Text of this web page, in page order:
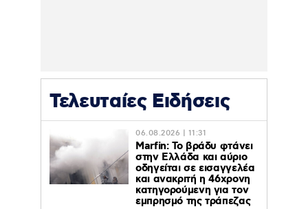
Τελευταίες Ειδήσεις
06.08.2026 | 11:31
Marfin: Το βράδυ φτάνει
στην Ελλάδα και αύριο
οδηγείται σε εισαγγελέα
και ανακριτή η 46χρονη
κατηγορούμενη για τον
εμπρησμό της τράπεζας